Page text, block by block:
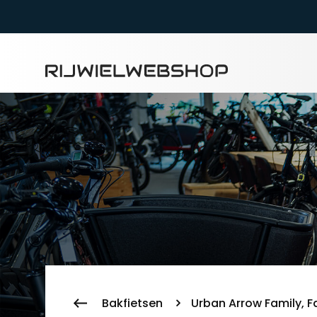
Zoeken
Bakfietsen Urban Arrow Family,